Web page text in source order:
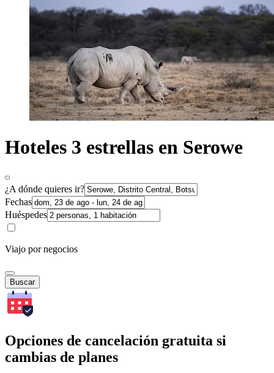
Hoteles 3 estrellas en Serowe
¿A dónde quieres ir?
Fechas
Huéspedes
Viajo por negocios
Buscar
Opciones de cancelación gratuita si
cambias de planes